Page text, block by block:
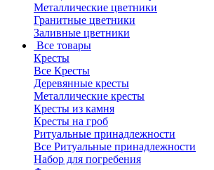
Металлические цветники
Гранитные цветники
Заливные цветники
Все товары
Кресты
Все Кресты
Деревянные кресты
Металлические кресты
Кресты из камня
Кресты на гроб
Ритуальные принадлежности
Все Ритуальные принадлежности
Набор для погребения